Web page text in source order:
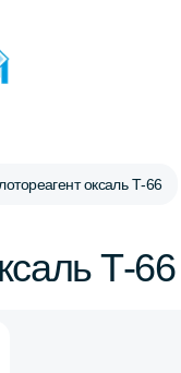
оксаль Т-66
Т-66